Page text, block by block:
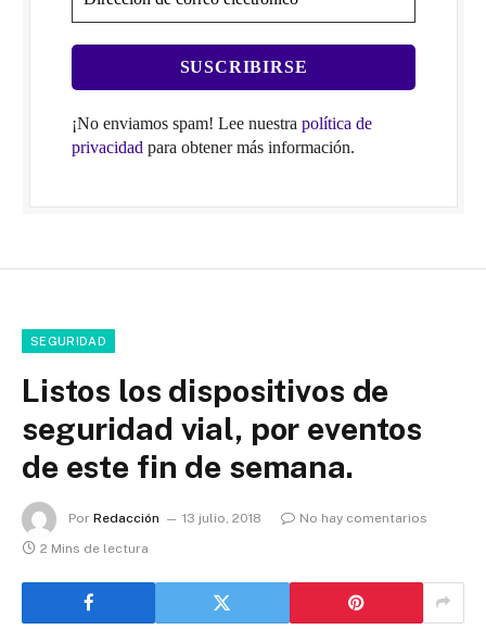
¡No enviamos spam! Lee nuestra política de
privacidad para obtener más información.
SEGURIDAD
Listos los dispositivos de
seguridad vial, por eventos
de este fin de semana.
Por Redacción 13 julio, 2018
No hay comentarios
2 Mins de lectura